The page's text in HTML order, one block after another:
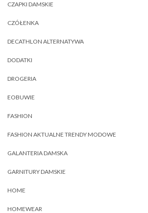
CZAPKI DAMSKIE
CZÓŁENKA
DECATHLON ALTERNATYWA
DODATKI
DROGERIA
EOBUWIE
FASHION
FASHION AKTUALNE TRENDY MODOWE
GALANTERIA DAMSKA
GARNITURY DAMSKIE
HOME
HOMEWEAR